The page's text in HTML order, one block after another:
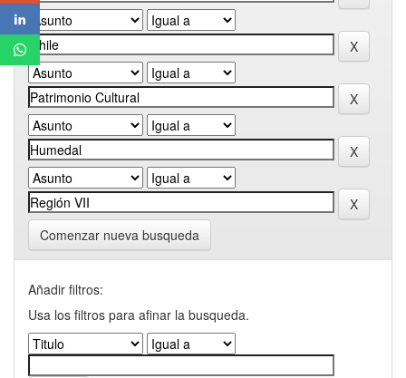
Comenzar nueva busqueda
Añadir filtros:
Usa los filtros para afinar la busqueda.